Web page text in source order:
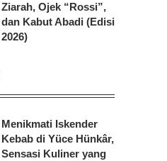
Ziarah, Ojek “Rossi”,
dan Kabut Abadi (Edisi
2026)
Menikmati Iskender
Kebab di Yüce Hünkâr,
Sensasi Kuliner yang